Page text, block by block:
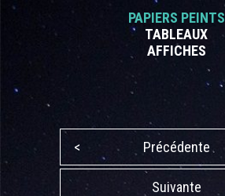
PAPIERS PEINTS
TABLEAUX
AFFICHES
< Précédente
Suivante